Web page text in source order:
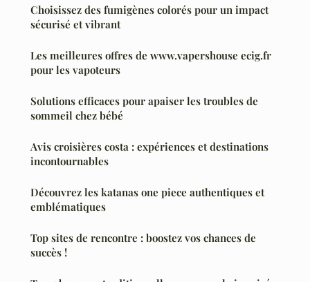
Choisissez des fumigènes colorés pour un impact
sécurisé et vibrant
Les meilleures offres de www.vapershouse ecig.fr
pour les vapoteurs
Solutions efficaces pour apaiser les troubles de
sommeil chez bébé
Avis croisières costa : expériences et destinations
incontournables
Découvrez les katanas one piece authentiques et
emblématiques
Top sites de rencontre : boostez vos chances de
succès !